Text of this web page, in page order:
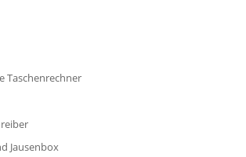
Taschenrechner
Jausenbox